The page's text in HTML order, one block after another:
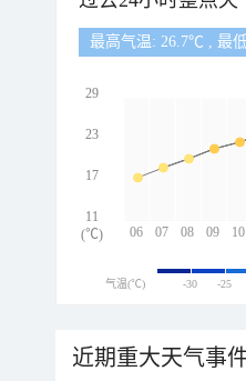
最高气温: 26.7℃ , 最
06 07 08 09 10
29
23
17
11
(℃)
气温(℃) -30 -25
近期重大天气事